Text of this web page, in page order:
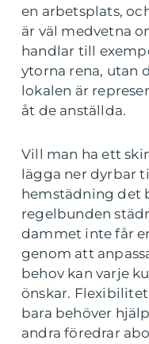
en arbetsplats,
är väl medvetna
handlar till
ytorna rena, utan
lokalen är
åt de anställda.
Vill man ha ett
lägga ner dyrbar
hemstädning det
regelbunden
dammet inte får
genom att
behov kan varje
önskar. Flexibilitet
bara behöver
andra föredrar